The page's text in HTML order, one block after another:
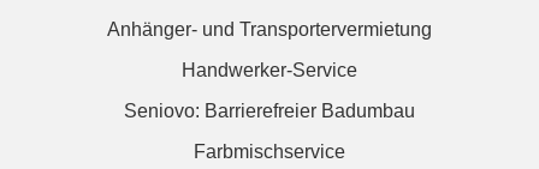
Anhänger- und Transportervermietung
Handwerker-Service
Seniovo: Barrierefreier Badumbau
Farbmischservice